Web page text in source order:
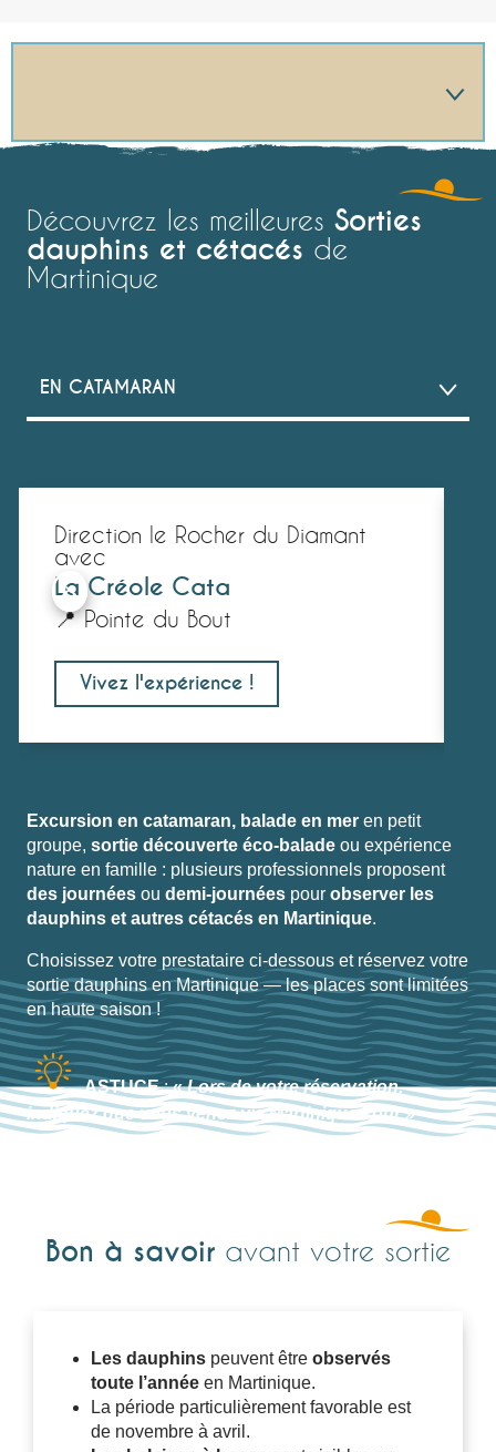
🔍 AVEC QUI ALLER VOIR LES DAUPHINS ?
🔍 LES ESPÈCES
Découvrez les meilleures Sorties
dauphins et cétacés de
Martinique
Excursion en catamaran, balade en mer en petit
groupe, sortie découverte éco-balade ou expérience
nature en famille : plusieurs professionnels proposent
des journées ou demi-journées pour observer les
dauphins et autres cétacés en Martinique.
Choisissez votre prestataire ci-dessous et réservez votre
sortie dauphins en Martinique — les places sont limitées
en haute saison !
ASTUCE:«Lors de votre réservation,
indiquez que vous venez via Martinique Tour »
EN CATAMARAN
Direction le Rocher du Diamant
avec
La Créole Cata
📍 Pointe du Bout
Vivez l'expérience !
Bon à savoir avant votre sortie
Les dauphins peuvent être observés
toute l’année en Martinique.
La période particulièrement favorable est
de novembre à avril.